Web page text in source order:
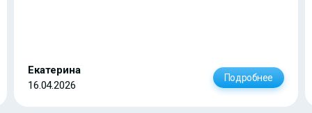
Екатерина
16.04.2026
Подробнее